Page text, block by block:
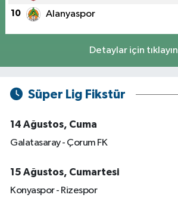
10 Alanyaspor
Detaylar için tıklayın
Süper Lig Fikstür
14 Ağustos, Cuma
Galatasaray - Çorum FK
15 Ağustos, Cumartesi
Konyaspor - Rizespor